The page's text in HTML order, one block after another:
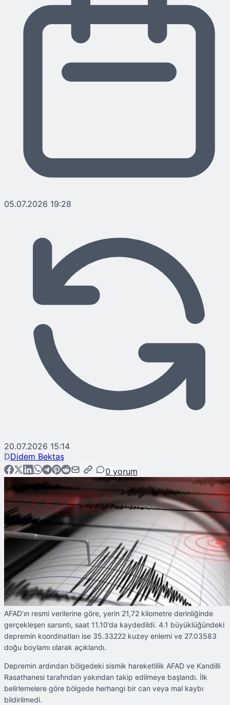
05.07.2026 19:28
20.07.2026 15:14
DDidem Bektaş
0 yorum
AFAD’ın resmi verilerine göre, yerin 21,72 kilometre derinliğinde
gerçekleşen sarsıntı, saat 11.10’da kaydedildi. 4.1 büyüklüğündeki
depremin koordinatları ise 35.33222 kuzey enlemi ve 27.03583
doğu boylamı olarak açıklandı.
Depremin ardından bölgedeki sismik hareketlilik AFAD ve Kandilli
Rasathanesi tarafından yakından takip edilmeye başlandı. İlk
belirlemelere göre bölgede herhangi bir can veya mal kaybı
bildirilmedi.